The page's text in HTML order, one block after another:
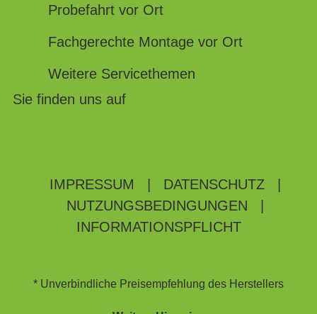
Probefahrt vor Ort
Fachgerechte Montage vor Ort
Weitere Servicethemen
Sie finden uns auf
IMPRESSUM DATENSCHUTZ
NUTZUNGSBEDINGUNGEN
INFORMATIONSPFLICHT
* Unverbindliche Preisempfehlung des Herstellers